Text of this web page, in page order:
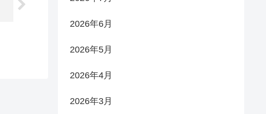
2026年6月
2026年5月
2026年4月
2026年3月